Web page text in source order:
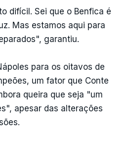
difícil. Sei que o Benfica é
Mas estamos aqui para
garantiu.
para os oitavos de
um fator que Conte
queira que seja "um
apesar das alterações